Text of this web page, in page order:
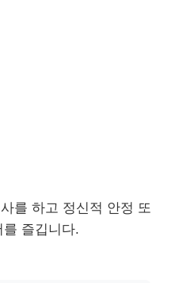
를 하고 정신적 안정 또
즐깁니다.